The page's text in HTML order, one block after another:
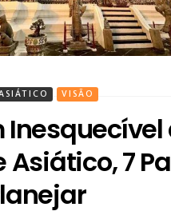
VISÃO
Asiático, 7